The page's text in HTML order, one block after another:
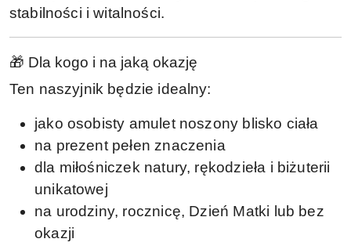
stabilności i witalności.
🎁 Dla kogo i na jaką okazję
Ten naszyjnik będzie idealny:
jako osobisty amulet noszony blisko ciała
na prezent pełen znaczenia
dla miłośniczek natury, rękodzieła i biżuterii
unikatowej
na urodziny, rocznicę, Dzień Matki lub bez
okazji